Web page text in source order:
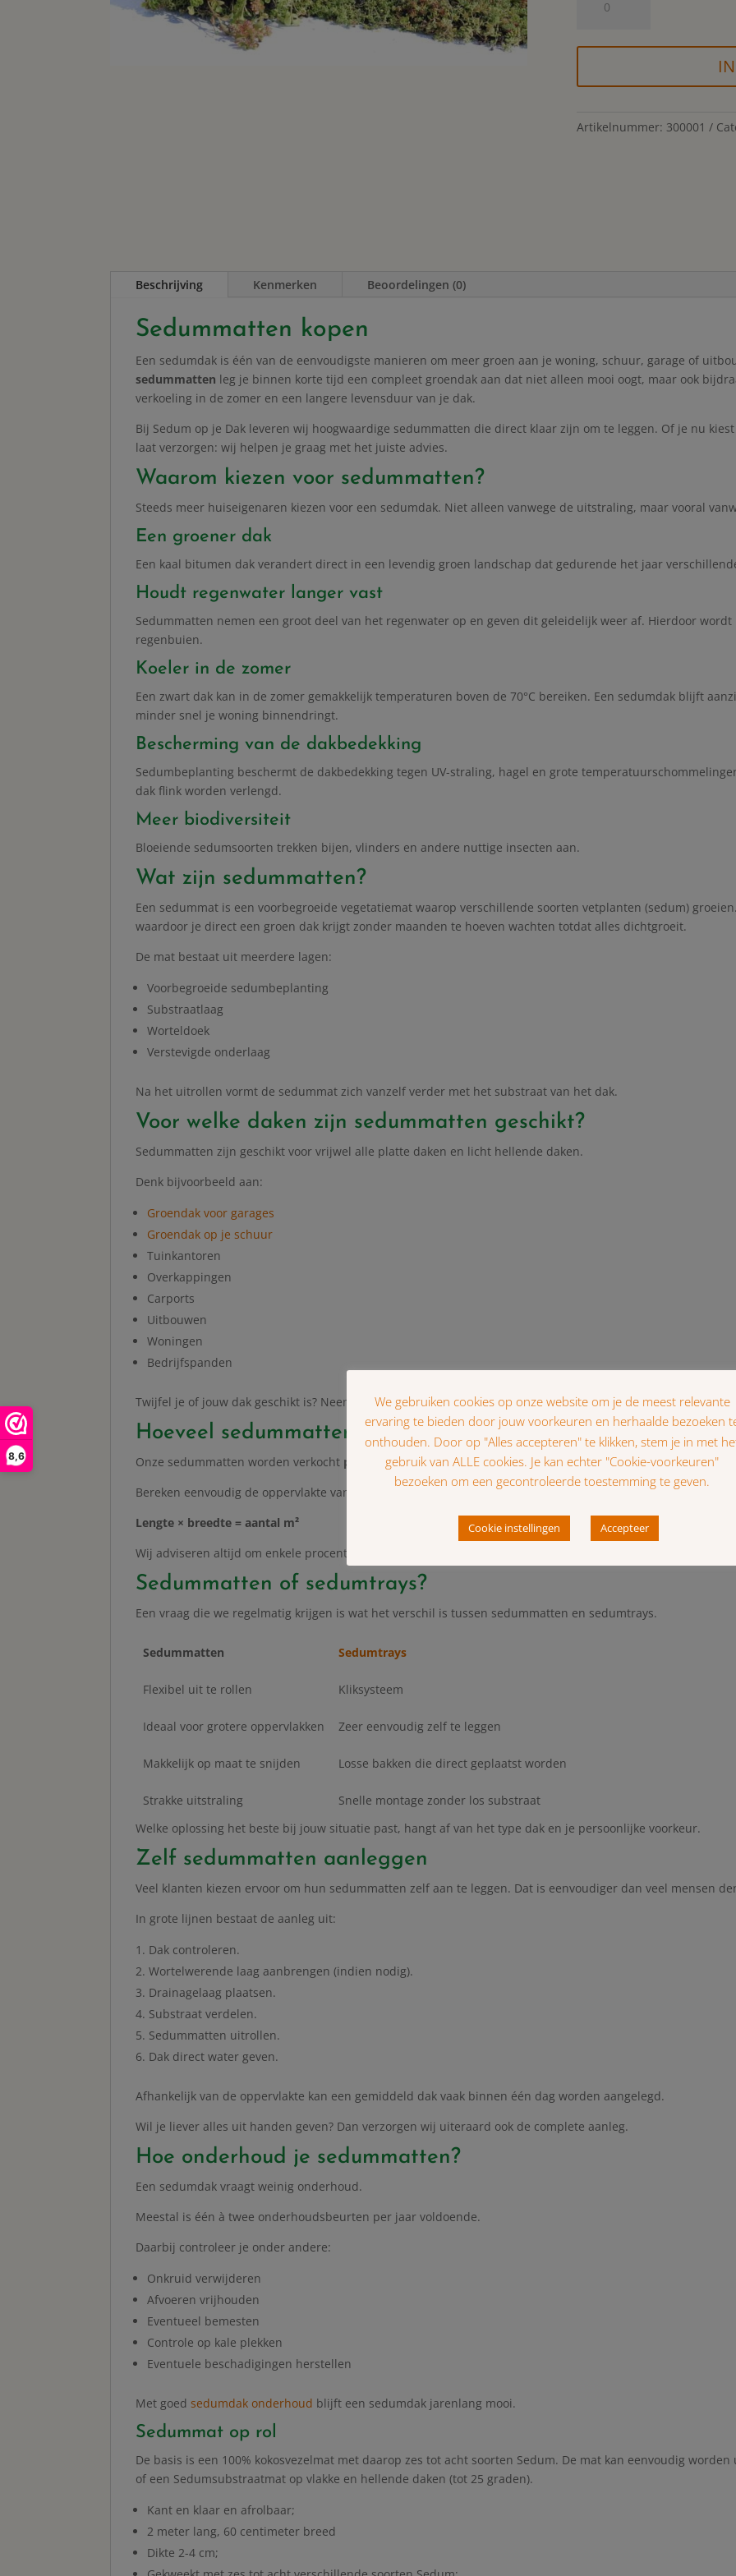
8,6
quantity
Artikelnummer: 300001
Beschrijving Kenmerken Beoordelingen (0)
Sedummatten kopen
Een sedumdak is één van de eenvoudigste manieren om meer groen aan je woning, schuur, garage of
sedummatten leg je binnen korte tijd een compleet groendak aan dat niet alleen mooi oogt, maar ook
verkoeling in de zomer en een langere levensduur van je dak.
Bij Sedum op je Dak leveren wij hoogwaardige sedummatten die direct klaar zijn om te leggen. Of je nu
laat verzorgen: wij helpen je graag met het juiste advies.
Waarom kiezen voor sedummatten?
Steeds meer huiseigenaren kiezen voor een sedumdak. Niet alleen vanwege de uitstraling, maar vooral
Een groener dak
Een kaal bitumen dak verandert direct in een levendig groen landschap dat gedurende het jaar
Houdt regenwater langer vast
Sedummatten nemen een groot deel van het regenwater op en geven dit geleidelijk weer af. Hierdoor
regenbuien.
Koeler in de zomer
Een zwart dak kan in de zomer gemakkelijk temperaturen boven de 70°C bereiken. Een sedumdak blijft
minder snel je woning binnendringt.
Bescherming van de dakbedekking
Sedumbeplanting beschermt de dakbedekking tegen UV-straling, hagel en grote
dak flink worden verlengd.
Meer biodiversiteit
Bloeiende sedumsoorten trekken bijen, vlinders en andere nuttige insecten aan.
Wat zijn sedummatten?
Een sedummat is een voorbegroeide vegetatiemat waarop verschillende soorten vetplanten (sedum)
waardoor je direct een groen dak krijgt zonder maanden te hoeven wachten totdat alles dichtgroeit.
De mat bestaat uit meerdere lagen:
Voorbegroeide sedumbeplanting
Substraatlaag
Worteldoek
Verstevigde onderlaag
Na het uitrollen vormt de sedummat zich vanzelf verder met het substraat van het dak.
Voor welke daken zijn sedummatten geschikt?
Sedummatten zijn geschikt voor vrijwel alle platte daken en licht hellende daken.
Denk bijvoorbeeld aan:
Groendak voor garages
Groendak op je schuur
Tuinkantoren
Overkappingen
Carports
Uitbouwen
Woningen
Bedrijfspanden
Twijfel je of jouw dak geschikt is? Neem gerust contactmet ons op. We denken graag met je mee.
Hoeveel sedummatten heb ik nodig?
Onze sedummatten worden verkocht per vierkante meter (m²).
Bereken eenvoudig de oppervlakte van je dak:
Lengte × breedte = aantal m²
Wij adviseren altijd om enkele procenten extra te bestellen voor snijverlies bij dakranden, afvoeren of
Sedummatten of sedumtrays?
Een vraag die we regelmatig krijgen is wat het verschil is tussen sedummatten en sedumtrays.
Sedummatten Sedumtrays
Flexibel uit te rollen Kliksysteem
Ideaal voor grotere oppervlakken Zeer eenvoudig zelf te leggen
Makkelijk op maat te snijden Losse bakken die direct geplaatst worden
Strakke uitstraling
Snelle montage zonder los substraat
Welke oplossing het beste bij jouw situatie past, hangt af van het type dak en je persoonlijke voorkeur.
Zelf sedummatten aanleggen
Veel klanten kiezen ervoor om hun sedummatten zelf aan te leggen. Dat is eenvoudiger dan veel mensen
In grote lijnen bestaat de aanleg uit:
Dak controleren.
Wortelwerende laag aanbrengen (indien nodig).
Drainagelaag plaatsen.
Substraat verdelen.
Sedummatten uitrollen.
Dak direct water geven.
Afhankelijk van de oppervlakte kan een gemiddeld dak vaak binnen één dag worden aangelegd.
Wil je liever alles uit handen geven? Dan verzorgen wij uiteraard ook de complete aanleg.
Hoe onderhoud je sedummatten?
Een sedumdak vraagt weinig onderhoud.
Meestal is één à twee onderhoudsbeurten per jaar voldoende.
Daarbij controleer je onder andere:
Onkruid verwijderen
Afvoeren vrijhouden
Eventueel bemesten
Controle op kale plekken
Eventuele beschadigingen herstellen
Met goedsedumdak onderhoud blijft een sedumdak jarenlang mooi.
Sedummat op rol
De basis is een 100% kokosvezelmat met daarop zes tot acht soorten Sedum. De mat kan eenvoudig
of een Sedumsubstraatmat op vlakke en hellende daken (tot 25 graden).
Kant en klaar en afrolbaar;
2 meter lang, 60 centimeter breed
Dikte 2-4 cm;